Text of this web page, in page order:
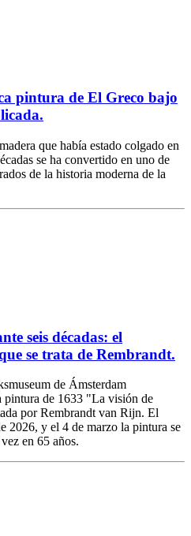
pintura de El Greco bajo
que había estado colgado en
se ha convertido en uno de
de la historia moderna de la
seis décadas: el
se trata de Rembrandt.
de Ámsterdam
de 1633 "La visión de
por Rembrandt van Rijn. El
2026, y el 4 de marzo la pintura se
en 65 años.